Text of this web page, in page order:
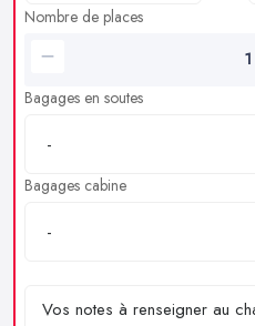
Nombre de places
Bagages en soutes
Bagages cabine